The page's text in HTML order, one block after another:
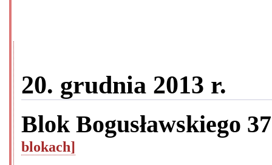
20. grudnia 2013 r.
Blok Bogusławskiego
blokach]